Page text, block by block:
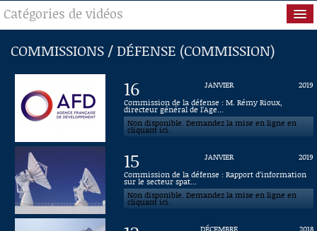
ACCUEIL
EN DIRECT
À LA DEMANDE
RECHERCHE
AIDE À LA DÉCOUPE
DE VIDÉOS
Catégories de vidéos
Séance publique
Questions au Gouvernement
Commissions
Présidence
Évènements
Connaissance, Histoire
COMMISSIONS / DÉFENSE (COMMISSION)
16 JANVIER
2019
Commission de la défense : M. Rémy Rioux,
directeur général de l’Age...
Non disponible. Demandez la mise en ligne en
cliquant ici.
15 JANVIER
2019
Commission de la défense : Rapport d’information
sur le secteur spat...
Non disponible. Demandez la mise en ligne en
cliquant ici.